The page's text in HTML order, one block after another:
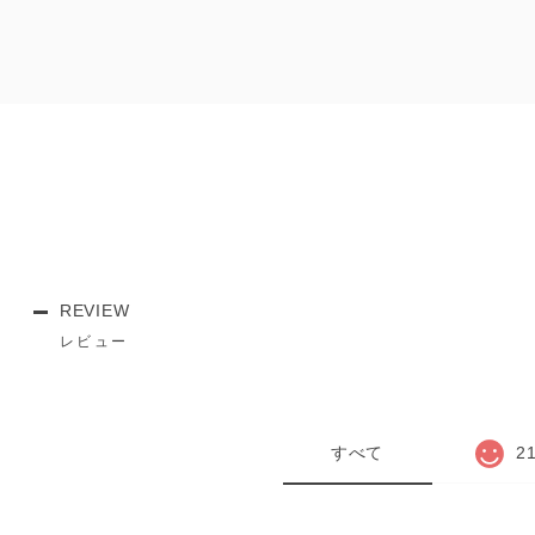
REVIEW
レビュー
すべて 21